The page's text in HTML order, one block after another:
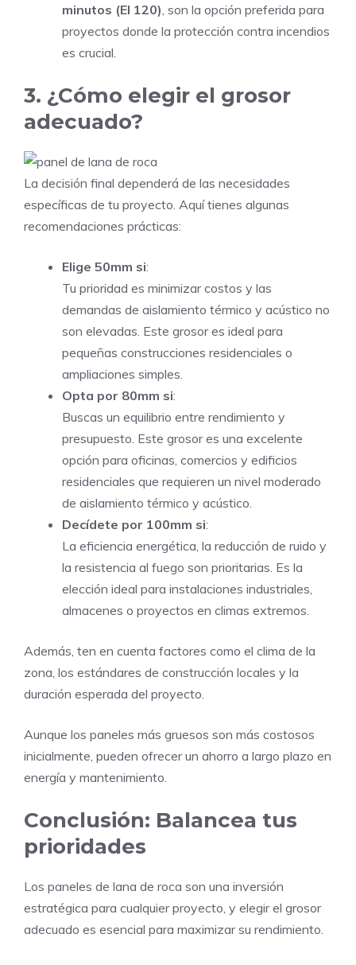
minutos (EI 120) , son la opción preferida para
proyectos donde la protección contra incendios
es crucial.
3. ¿Cómo elegir el grosor
adecuado?
La decisión final dependerá de las necesidades
específicas de tu proyecto. Aquí tienes algunas
recomendaciones prácticas:
Elige 50mm si:
Tu prioridad es minimizar costos y las
demandas de aislamiento térmico y acústico no
son elevadas. Este grosor es ideal para
pequeñas construcciones residenciales o
ampliaciones simples.
Opta por 80mm si:
Buscas un equilibrio entre rendimiento y
presupuesto. Este grosor es una excelente
opción para oficinas, comercios y edificios
residenciales que requieren un nivel moderado
de aislamiento térmico y acústico.
Decídete por 100mm si:
La eficiencia energética, la reducción de ruido y
la resistencia al fuego son prioritarias. Es la
elección ideal para instalaciones industriales,
almacenes o proyectos en climas extremos.
Además, ten en cuenta factores como el clima de la
zona, los estándares de construcción locales y la
duración esperada del proyecto.
Aunque los paneles más gruesos son más costosos
inicialmente, pueden ofrecer un ahorro a largo plazo en
energía y mantenimiento.
Conclusión: Balancea tus
prioridades
Los paneles de lana de roca son una inversión
estratégica para cualquier proyecto, y elegir el grosor
adecuado es esencial para maximizar su rendimiento.